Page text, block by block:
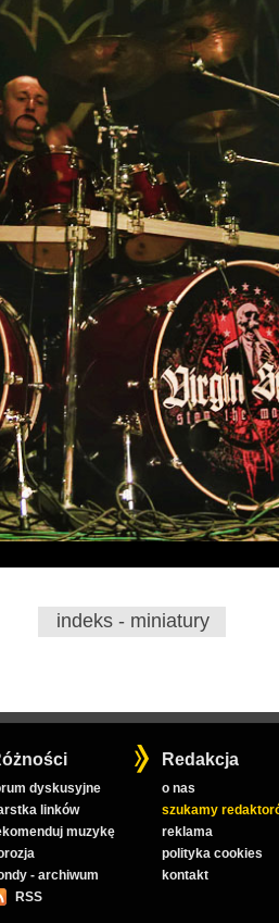
indeks - miniatury
dyskusyjne
linków
muzykę
- archiwum
RSS
Redakcja
o nas
szukamy
reklama
polityka cookies
kontakt